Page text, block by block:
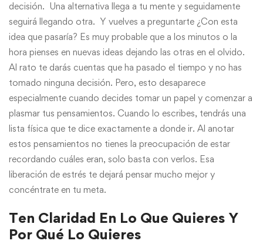
decisión. Una alternativa llega a tu mente y seguidamente
seguirá llegando otra. Y vuelves a preguntarte ¿Con esta
idea que pasaría? Es muy probable que a los minutos o la
hora pienses en nuevas ideas dejando las otras en el olvido.
Al rato te darás cuentas que ha pasado el tiempo y no has
tomado ninguna decisión. Pero, esto desaparece
especialmente cuando decides tomar un papel y comenzar a
plasmar tus pensamientos. Cuando lo escribes, tendrás una
lista física que te dice exactamente a donde ir. Al anotar
estos pensamientos no tienes la preocupación de estar
recordando cuáles eran, solo basta con verlos. Esa
liberación de estrés te dejará pensar mucho mejor y
concéntrate en tu meta.
Ten Claridad En Lo Que Quieres Y
Por Qué Lo Quieres